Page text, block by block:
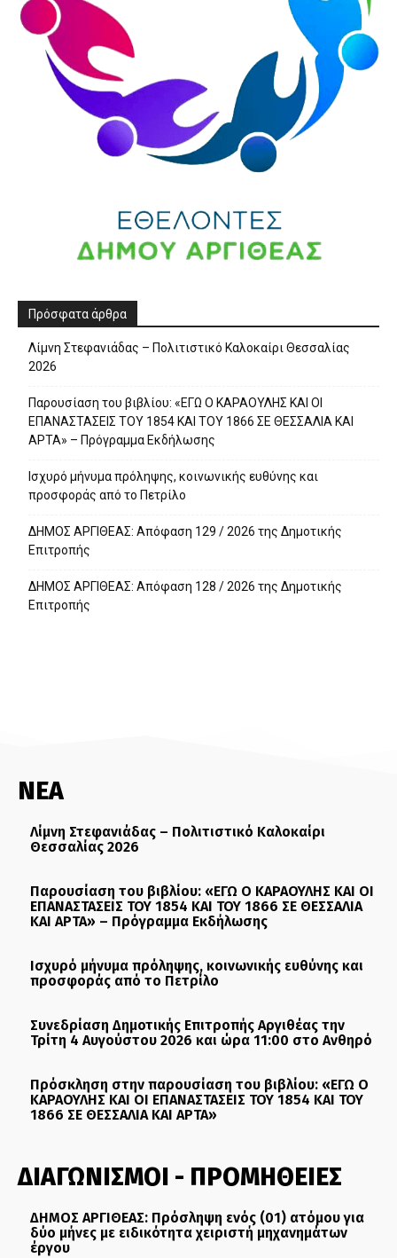
Πρόσφατα άρθρα
Λίμνη Στεφανιάδας – Πολιτιστικό Καλοκαίρι Θεσσαλίας
2026
Παρουσίαση του βιβλίου: «ΕΓΩ Ο ΚΑΡΑΟΥΛΗΣ ΚΑΙ ΟΙ
ΕΠΑΝΑΣΤΑΣΕΙΣ ΤΟΥ 1854 ΚΑΙ ΤΟΥ 1866 ΣΕ ΘΕΣΣΑΛΙΑ ΚΑΙ
ΑΡΤΑ» – Πρόγραμμα Εκδήλωσης
Ισχυρό μήνυμα πρόληψης, κοινωνικής ευθύνης και
προσφοράς από το Πετρίλο
ΔΗΜΟΣ ΑΡΓΙΘΕΑΣ: Απόφαση 129 / 2026 της Δημοτικής
Επιτροπής
ΔΗΜΟΣ ΑΡΓΙΘΕΑΣ: Απόφαση 128 / 2026 της Δημοτικής
Επιτροπής
ΝΕΑ
Λίμνη Στεφανιάδας – Πολιτιστικό Καλοκαίρι
Θεσσαλίας 2026
Παρουσίαση του βιβλίου: «ΕΓΩ Ο ΚΑΡΑΟΥΛΗΣ ΚΑΙ ΟΙ
ΕΠΑΝΑΣΤΑΣΕΙΣ ΤΟΥ 1854 ΚΑΙ ΤΟΥ 1866 ΣΕ ΘΕΣΣΑΛΙΑ
ΚΑΙ ΑΡΤΑ» – Πρόγραμμα Εκδήλωσης
Ισχυρό μήνυμα πρόληψης, κοινωνικής ευθύνης και
προσφοράς από το Πετρίλο
Συνεδρίαση Δημοτικής Επιτροπής Αργιθέας την
Τρίτη 4 Αυγούστου 2026 και ώρα 11:00 στο Ανθηρό
Πρόσκληση στην παρουσίαση του βιβλίου: «ΕΓΩ Ο
ΚΑΡΑΟΥΛΗΣ ΚΑΙ ΟΙ ΕΠΑΝΑΣΤΑΣΕΙΣ ΤΟΥ 1854 ΚΑΙ ΤΟΥ
1866 ΣΕ ΘΕΣΣΑΛΙΑ ΚΑΙ ΑΡΤΑ»
ΔΙΑΓΩΝΙΣΜΟΙ - ΠΡΟΜΗΘΕΙΕΣ
ΔΗΜΟΣ ΑΡΓΙΘΕΑΣ: Πρόσληψη ενός (01) ατόμου για
δύο μήνες με ειδικότητα χειριστή μηχανημάτων
έργου